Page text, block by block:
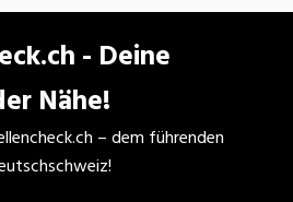
- Deine
Nähe!
– dem führenden